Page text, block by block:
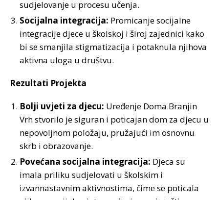
sudjelovanje u procesu učenja.
Socijalna integracija: Promicanje socijalne
integracije djece u školskoj i široj zajednici kako
bi se smanjila stigmatizacija i potaknula njihova
aktivna uloga u društvu.
Rezultati Projekta
Bolji uvjeti za djecu: Uređenje Doma Branjin
Vrh stvorilo je siguran i poticajan dom za djecu u
nepovoljnom položaju, pružajući im osnovnu
skrb i obrazovanje.
Povećana socijalna integracija: Djeca su
imala priliku sudjelovati u školskim i
izvannastavnim aktivnostima, čime se poticala